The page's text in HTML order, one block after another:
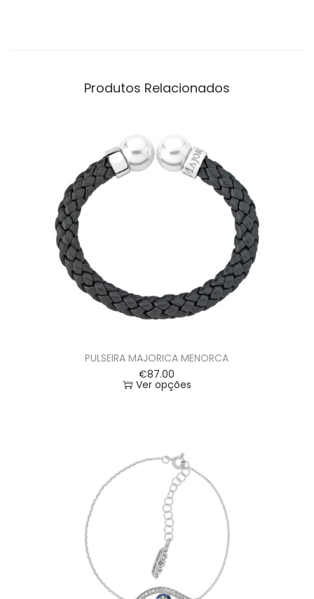
Produtos Relacionados
PULSEIRA MAJORICA MENORCA
€87.00
Ver opções